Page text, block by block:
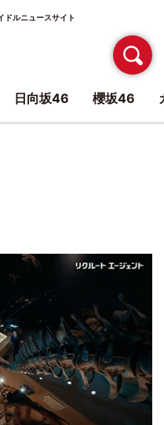
ドルニュースサイト
日向坂46 櫻坂46